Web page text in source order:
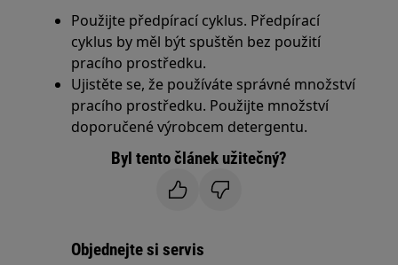
Použijte předpírací cyklus. Předpírací
cyklus by měl být spuštěn bez použití
pracího prostředku.
Ujistěte se, že používáte správné množství
pracího prostředku. Použijte množství
doporučené výrobcem detergentu.
Byl tento článek užitečný?
Objednejte si servis